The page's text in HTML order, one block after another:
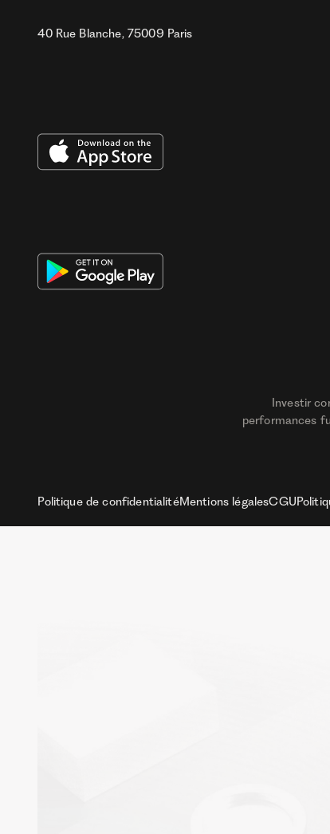
40 Rue Blanche, 75009 Paris
Investir
performances
Politique de confidentialitéMentions légalesCGU